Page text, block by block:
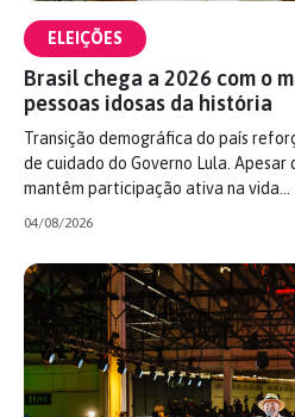
ELEIÇÕES
Brasil chega a 2026 com o
pessoas idosas da história
Transição demográfica do país
de cuidado do Governo Lula.
mantêm participação ativa na vida…
04/08/2026